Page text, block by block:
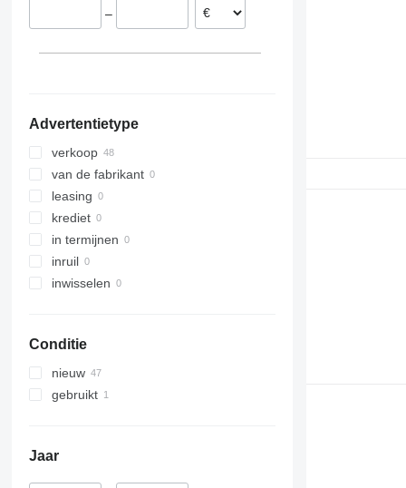
–
Advertentietype
verkoop
van de fabrikant
leasing
krediet
in termijnen
inruil
inwisselen
Conditie
nieuw
gebruikt
Jaar